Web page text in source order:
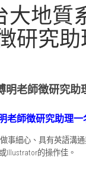
大地質
研究
明老師徴研究助
老師徴研究助理一
事細心、具有英語溝
Illustrator的操作佳。